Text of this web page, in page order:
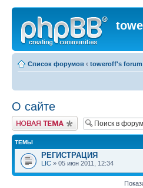
Список форумов ‹ toweroff's forum
О сайте
Новая тема
ТЕМЫ
РЕГИСТРАЦИЯ
LIC » 05 июн 2011, 12:34